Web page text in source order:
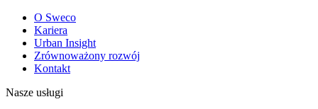
O Sweco
Kariera
Urban Insight
Zrównoważony rozwój
Kontakt
Nasze usługi